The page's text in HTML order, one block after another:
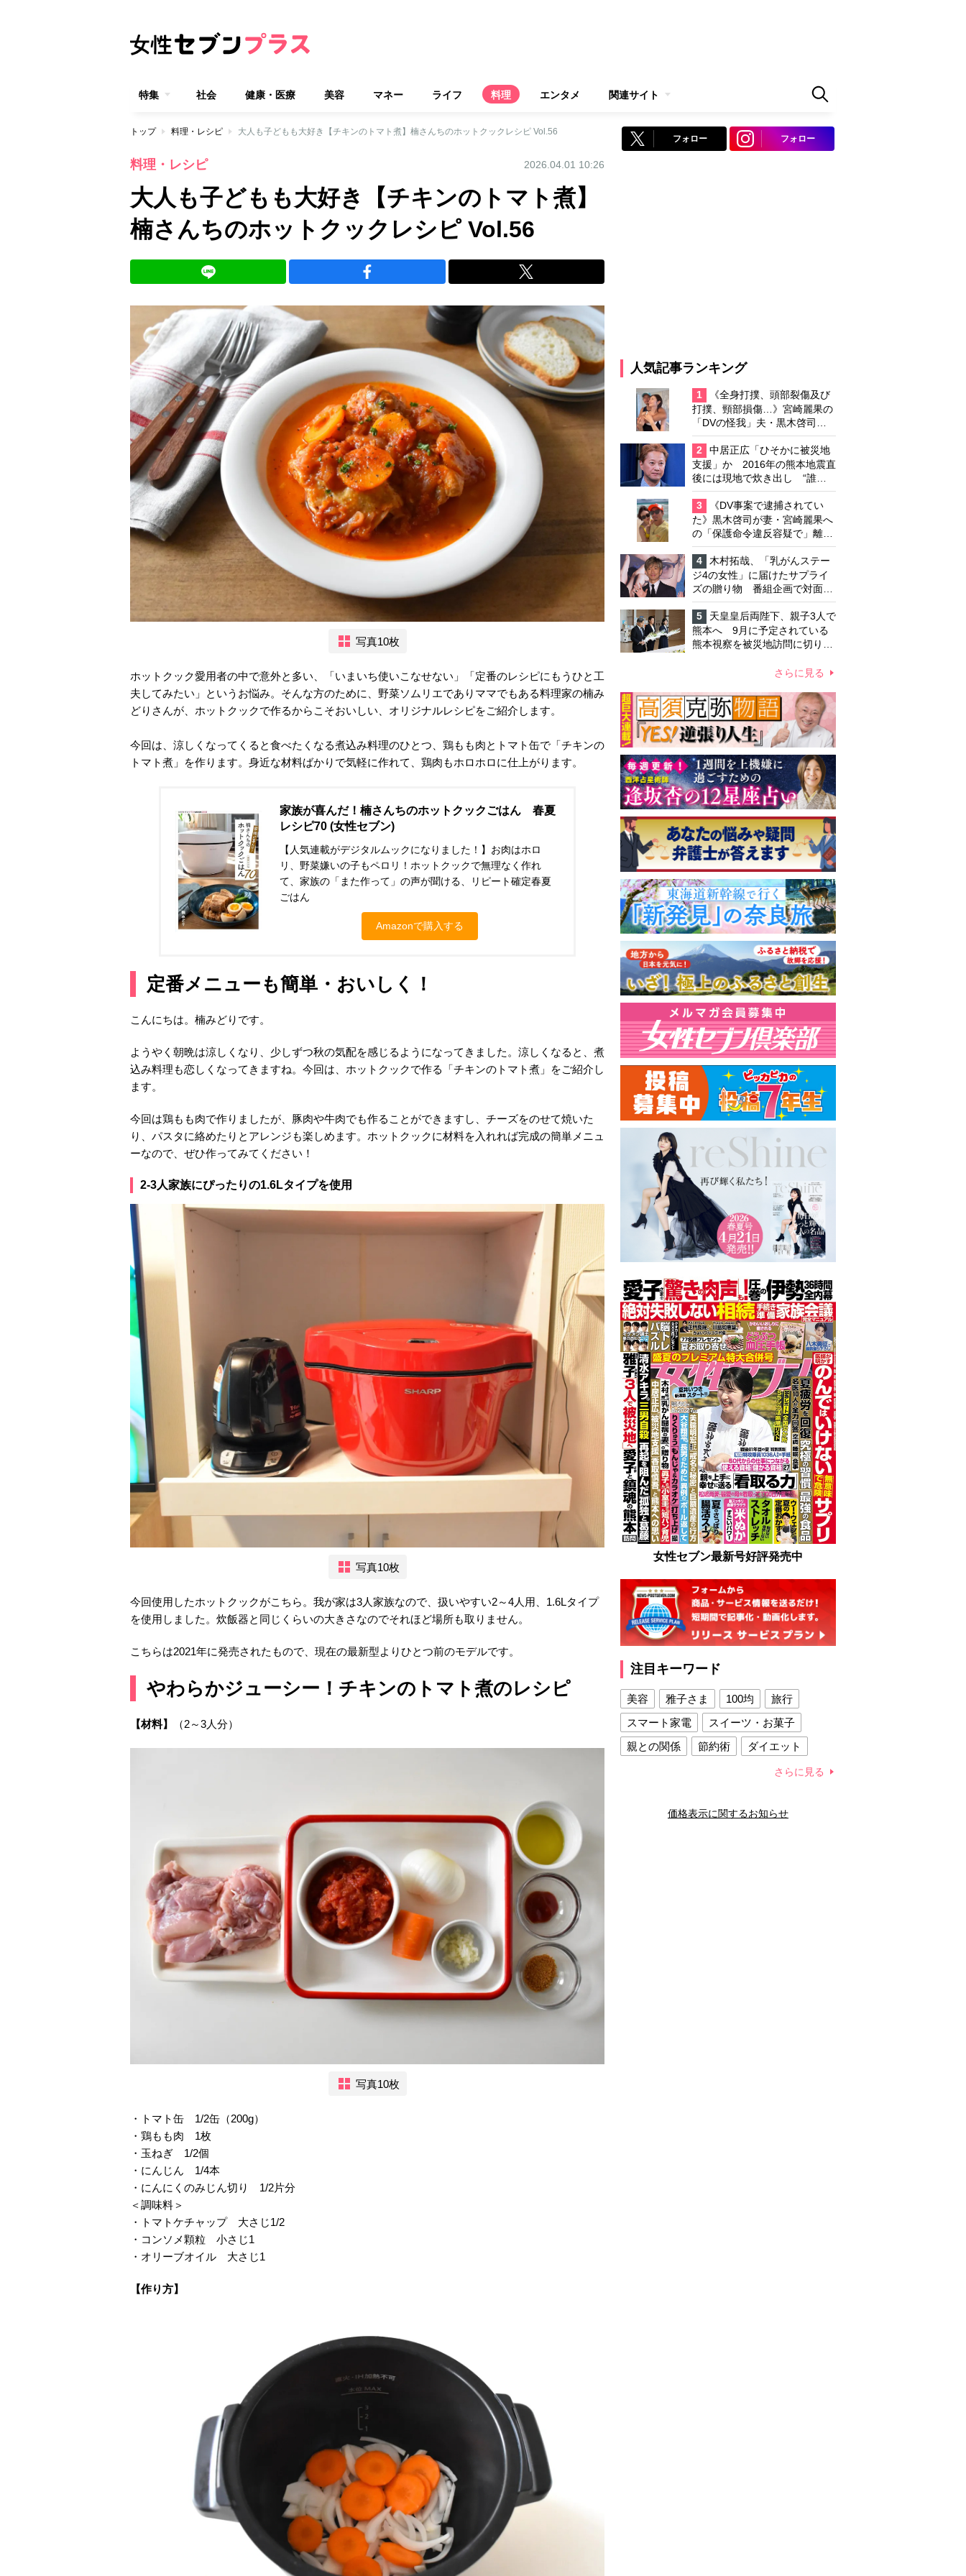
特集 社会 健康・医療 美容 マネー ライフ 料理 エンタメ 関連サイト
トップ 料理・レシピ 大人も子どもも大好き【チキンのトマト煮】楠さんちのホットクックレシピ Vol.56
料理・レシピ 2026.04.01 10:26
大人も子どもも大好き【チキンのトマト煮】
楠さんちのホットクックレシピ Vol.56
写真10枚
ホットクック愛用者の中で意外と多い、「いまいち使いこなせない」「定番のレシピにもうひと工
夫してみたい」というお悩み。そんな方のために、野菜ソムリエでありママでもある料理家の楠み
どりさんが、ホットクックで作るからこそおいしい、オリジナルレシピをご紹介します。
今回は、涼しくなってくると食べたくなる煮込み料理のひとつ、鶏もも肉とトマト缶で「チキンの
トマト煮」を作ります。身近な材料ばかりで気軽に作れて、鶏肉もホロホロに仕上がります。
家族が喜んだ！楠さんちのホットクックごはん 春夏
レシピ70 (女性セブン)
【人気連載がデジタルムックになりました！】お肉はホロ
リ、野菜嫌いの子もペロリ！ホットクックで無理なく作れ
て、家族の「また作って」の声が聞ける、リピート確定春夏
ごはん
Amazonで購入する
定番メニューも簡単・おいしく！
こんにちは。楠みどりです。
ようやく朝晩は涼しくなり、少しずつ秋の気配を感じるようになってきました。涼しくなると、煮
込み料理も恋しくなってきますね。今回は、ホットクックで作る「チキンのトマト煮」をご紹介し
ます。
今回は鶏もも肉で作りましたが、豚肉や牛肉でも作ることができますし、チーズをのせて焼いた
り、パスタに絡めたりとアレンジも楽しめます。ホットクックに材料を入れれば完成の簡単メニュ
ーなので、ぜひ作ってみてください！
2-3人家族にぴったりの1.6Lタイプを使用
写真10枚
今回使用したホットクックがこちら。我が家は3人家族なので、扱いやすい2～4人用、1.6Lタイプ
を使用しました。炊飯器と同じくらいの大きさなのでそれほど場所も取りません。
こちらは2021年に発売されたもので、現在の最新型よりひとつ前のモデルです。
やわらかジューシー！チキンのトマト煮のレシピ
【材料】 （2～3人分）
写真10枚
・トマト缶 1/2缶（200g）
・鶏もも肉 1枚
・玉ねぎ 1/2個
・にんじん 1/4本
・にんにくのみじん切り 1/2片分
＜調味料＞
・トマトケチャップ 大さじ1/2
・コンソメ顆粒 小さじ1
・オリーブオイル 大さじ1
【作り方】
フォロー フォロー
人気記事ランキング
1
《全身打撲、頭部裂傷及び
打撲、頸部損傷…》宮崎麗果の
「DVの怪我」夫・黒木啓司の
逮捕で始まる「夫婦の闘争」
2
中居正広「ひそかに被災地
支援」か 2016年の熊本地震直
後には現地で炊き出し “誰に
も知られなくて良い”と、むし
ろ強まる福祉活動への思い
3
《DV事案で逮捕されてい
た》黒木啓司が妻・宮崎麗果へ
の「保護命令違反容疑で」離婚
協議は「第二ステージ」へ
4
木村拓哉、「乳がんステー
ジ4の女性」に届けたサプライ
ズの贈り物 番組企画で対面し
たファンが、夢と希望を与える
心遣いに「うれしくて号泣しま
した」
5
天皇皇后両陛下、親子3人で
熊本へ 9月に予定されている
熊本視察を被災地訪問に切り替
夫妻から受け継ぐ“国民への寄
さらに見る
女性セブン最新号好評発売中
注目キーワード
美容 雅子さま 100均
旅行
スマート家電
スイーツ・お菓子
親との関係
節約術
ダイエット
夫との関係
新津春子 どか食い
さらに見る
価格表示に関するお知らせ